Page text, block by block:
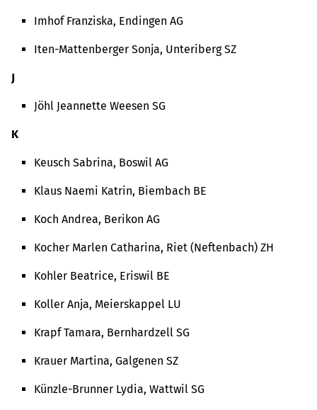
Imhof Franziska, Endingen AG
Iten-Mattenberger Sonja, Unteriberg SZ
J
Jöhl Jeannette Weesen SG
K
Keusch Sabrina, Boswil AG
Klaus Naemi Katrin, Biembach BE
Koch Andrea, Berikon AG
Kocher Marlen Catharina, Riet (Neftenbach) ZH
Kohler Beatrice, Eriswil BE
Koller Anja, Meierskappel LU
Krapf Tamara, Bernhardzell SG
Krauer Martina, Galgenen SZ
Künzle-Brunner Lydia, Wattwil SG